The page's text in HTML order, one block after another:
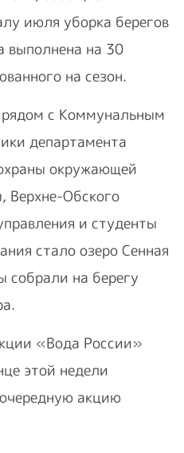
июля уборка берегов
выполнена на 30
на сезон.
с Коммунальным
департамента
окружающей
Верхне-Обского
и студенты
стало озеро Сенная
собрали на берегу
«Вода России»
этой недели
акцию